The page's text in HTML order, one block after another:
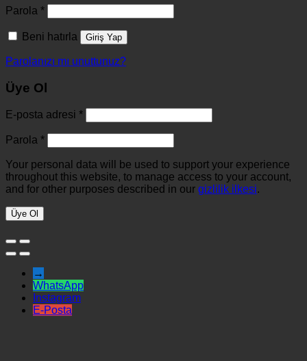
Parola *
Beni hatırla Giriş Yap
Parolanızı mı unuttunuz?
Üye Ol
E-posta adresi *
Parola *
Your personal data will be used to support your experience
throughout this website, to manage access to your account,
and for other purposes described in our gizlilik ilkesi.
Üye Ol
→
WhatsApp
Instagram
E-Posta